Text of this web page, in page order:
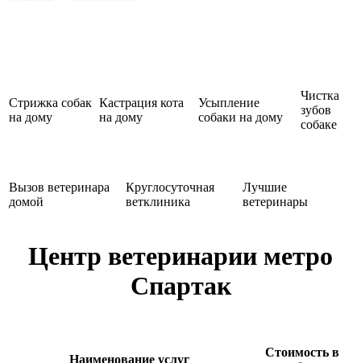
Стрижка собак
на дому
Кастрация кота
на дому
Усыпление
собаки на дому
Чистка
зубов
собаке
Вызов ветеринара
домой
Круглосуточная
ветклиника
Лучшие
ветеринары
Центр ветеринарии метро
Спартак
Наименование услуг
Стоимость в